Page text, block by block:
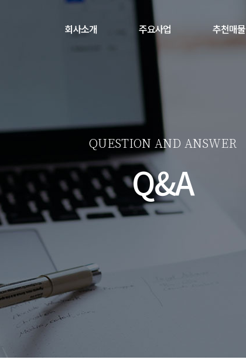
회사소개 주요사업 추천매물
Q&A
QUESTION AND ANSWER